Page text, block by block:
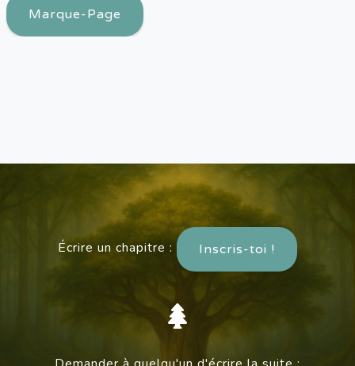
Marque-Page
Écrire un chapitre : Inscris-toi !